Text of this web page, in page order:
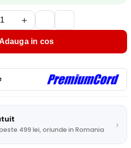
+
in cos
499 lei, oriunde in Romania ›